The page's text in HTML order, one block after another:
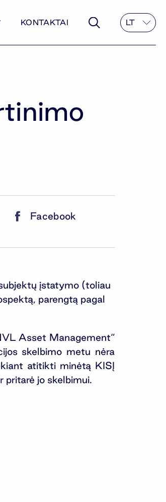
KONTAKTAI LT
Facebook
įstatymo (toliau
parengtą pagal
Asset Management“
skelbimo metu nėra
atitikti minėtą KISĮ
pritarė jo skelbimui.